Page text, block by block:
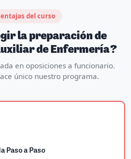
del curso
la preparación de
de Enfermería?
en oposiciones a funcionario.
único nuestro programa.
Paso a Paso